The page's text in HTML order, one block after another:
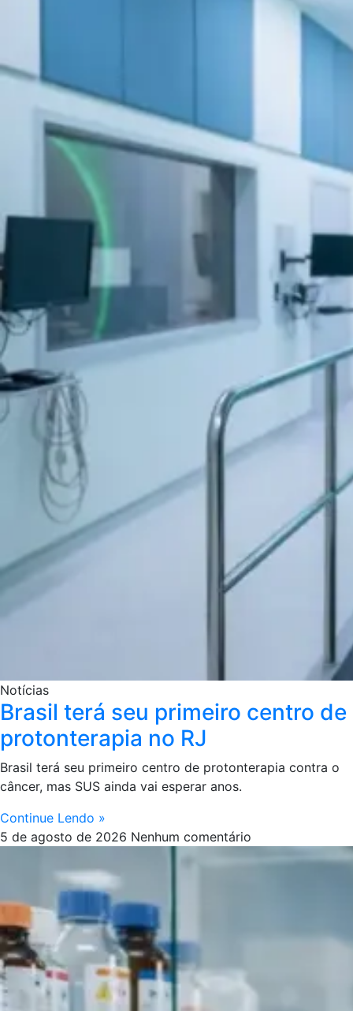
Notícias
Brasil terá seu primeiro centro de
protonterapia no RJ
Brasil terá seu primeiro centro de protonterapia contra o
câncer, mas SUS ainda vai esperar anos.
Continue Lendo »
5 de agosto de 2026 Nenhum comentário